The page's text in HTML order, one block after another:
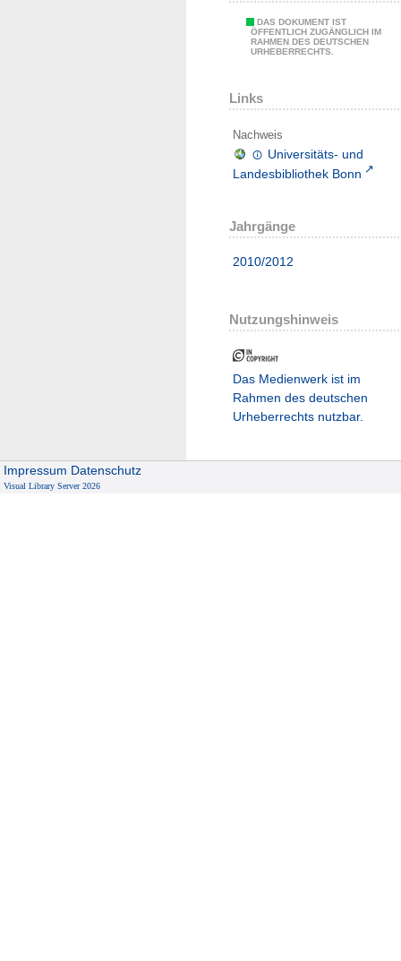
DAS DOKUMENT IST
ÖFFENTLICH ZUGÄNGLICH IM
RAHMEN DES DEUTSCHEN
URHEBERRECHTS.
Links
Nachweis
Universitäts- und
Landesbibliothek Bonn
Jahrgänge
2010/2012
Nutzungshinweis
Das Medienwerk ist im
Rahmen des deutschen
Urheberrechts nutzbar.
Impressum Datenschutz
Visual Library Server 2026